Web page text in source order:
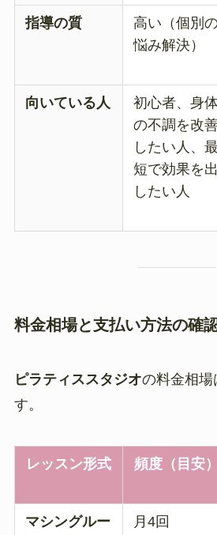
指導の質
高い（個別
悩み解決）
向いている人
初心者、身
の不調を改
したい人、最
短で効果を出
したい人
料金相場と支払い方法の確
ピラティススタジオの料金相
す。
レッスン形式 頻度（目安）
マシングルー
月4回